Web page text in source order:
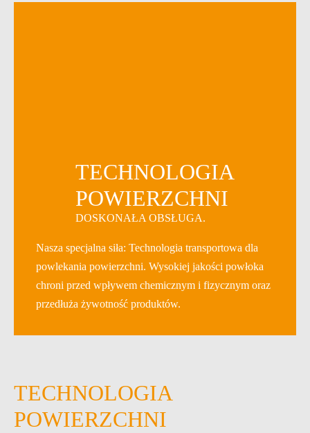
TECHNOLOGIA
POWIERZCHNI
DOSKONAŁA OBSŁUGA.
Nasza specjalna siła: Technologia transportowa dla
powlekania powierzchni. Wysokiej jakości powłoka
chroni przed wpływem chemicznym i fizycznym oraz
przedłuża żywotność produktów.
TECHNOLOGIA
POWIERZCHNI